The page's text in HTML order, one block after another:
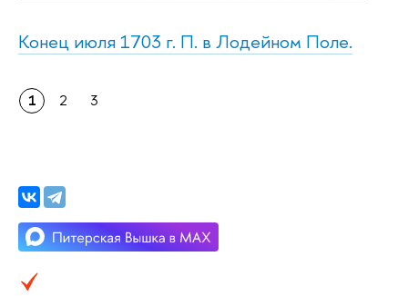
Конец июля 1703 г. П. в Лодейном Поле.
1 2 3